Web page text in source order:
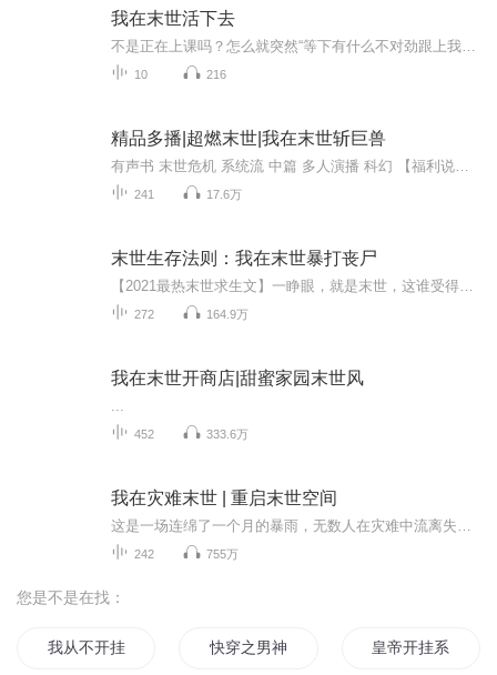
我在末世活下去
10 216
精品多播|超燃末世|我在末世斩巨兽
241 17.6万
末世生存法则：我在末世暴打丧尸
272 164.9万
我在末世开商店|甜蜜家园末世风
452 333.6万
我在灾难末世 | 重启末世空间
242 755万
您是不是在找：
我从不开挂 快穿之男神又开挂了 皇帝开挂系统